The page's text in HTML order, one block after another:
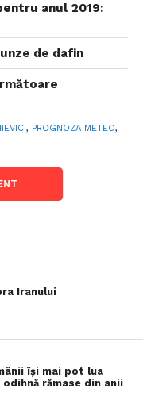
anul 2019:
de dafin
, PROGNOZA METEO,
Iranului
îşi mai pot lua
rămase din anii